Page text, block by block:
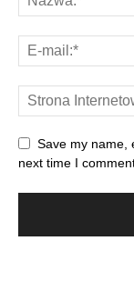
Save my name,
next time I